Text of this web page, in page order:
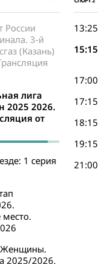
России
3-й
(Казань)
лига
2025 2026.
от
1 серия
Женщины.
2025/2026,
13:25
15:15
17:00
17:15
18:15
19:15
21:00